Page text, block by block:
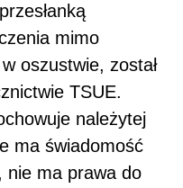
mimo
oszustwie, został
TSUE.
należytej
ma świadomość
nie ma prawa do